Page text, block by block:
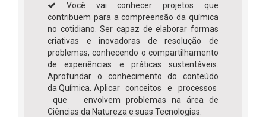
Você vai conhecer projetos que
contribuem para a compreensão da química
no cotidiano. Ser capaz de elaborar formas
criativas e inovadoras de resolução de
problemas, conhecendo o compartilhamento
de experiências e práticas sustentáveis.
Aprofundar o conhecimento do conteúdo
da Química. Aplicar conceitos e processos
que envolvem problemas na área de
Ciências da Natureza e suas Tecnologias.